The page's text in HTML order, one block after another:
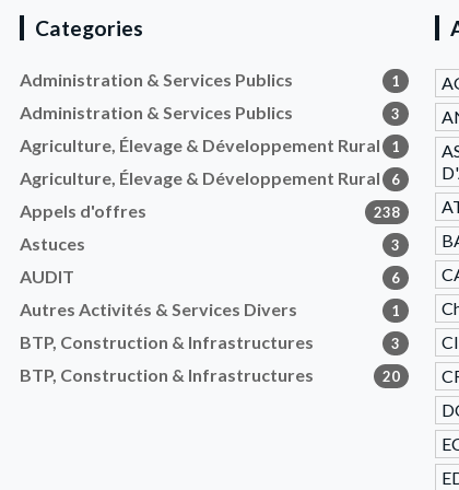
Categories
Administration & Services Publics 1
Administration & Services Publics 3
Agriculture, Élevage & Développement Rural 1
Agriculture, Élevage & Développement Rural 6
Appels d'offres 238
Astuces 3
AUDIT 6
Autres Activités & Services Divers 1
BTP, Construction & Infrastructures 3
BTP, Construction & Infrastructures 20